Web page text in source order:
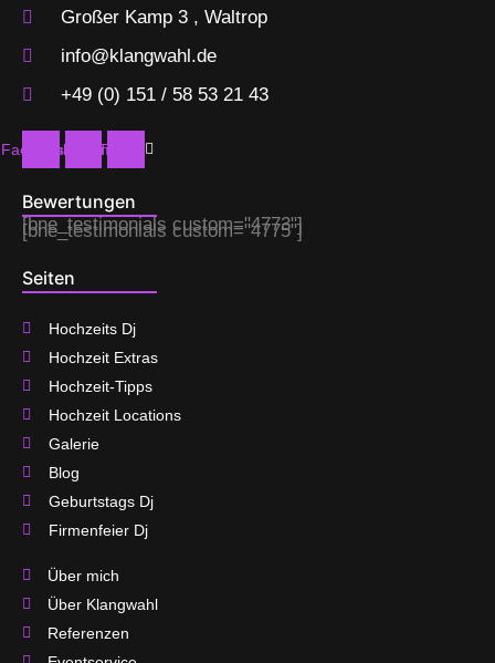
Großer Kamp 3 , Waltrop
info@klangwahl.de
+49 (0) 151 / 58 53 21 43
FacebookInstagramTwitter
Bewertungen
[bne_testimonials custom="4773"]
[bne_testimonials custom="4775"]
Seiten
Hochzeits Dj
Hochzeit Extras
Hochzeit-Tipps
Hochzeit Locations
Galerie
Blog
Geburtstags Dj
Firmenfeier Dj
Über mich
Über Klangwahl
Referenzen